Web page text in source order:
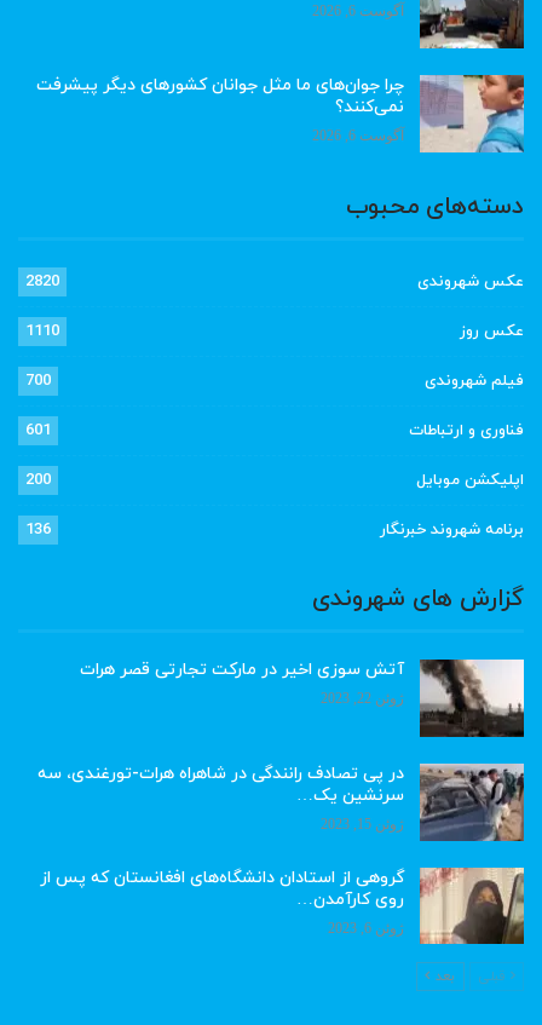
آگوست 6, 2026
چرا جوان‌های ما مثل جوانان کشورهای دیگر پیشرفت
نمی‌کنند؟
آگوست 6, 2026
دسته‌های محبوب
عکس شهروندی 2820
عکس روز 1110
فیلم شهروندی 700
فناوری و ارتباطات 601
اپلیکشن موبایل 200
برنامه شهروند خبرنگار 136
گزارش های شهروندی
آتش سوزی اخیر در مارکت تجارتی قصر هرات
ژوئن 22, 2023
در پی تصادف رانندگی در شاهراه هرات-تورغندی، سه
سرنشین یک…
ژوئن 15, 2023
گروهی از استادان دانشگاه‌های افغانستان که پس از
روی کارآمدن…
ژوئن 6, 2023
قبلی بعد